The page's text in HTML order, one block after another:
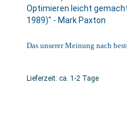
Optimieren leicht
1989)" - Mark Paxton
Das unserer Meinung nach
Lieferzeit: ca. 1-2 Tage